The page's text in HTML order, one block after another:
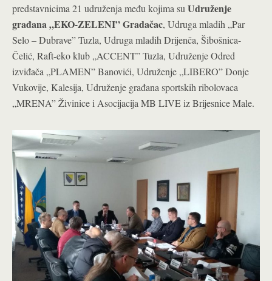
predstavnicima 21 udruženja među kojima su Udruženje
građana „EKO-ZELENI” Gradačac, Udruga mladih „Par
Selo – Dubrave” Tuzla, Udruga mladih Drijenča, Šibošnica-
Čelić, Raft-eko klub „ACCENT” Tuzla, Udruženje Odred
izviđača „PLAMEN” Banovići, Udruženje „LIBERO” Donje
Vukovije, Kalesija, Udruženje građana sportskih ribolovaca
„MRENA” Živinice i Asocijacija MB LIVE iz Brijesnice Male.